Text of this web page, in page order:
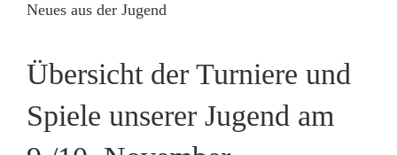
Bild
Neues aus der Jugend
Übersicht der Turniere und
Spiele unserer Jugend am